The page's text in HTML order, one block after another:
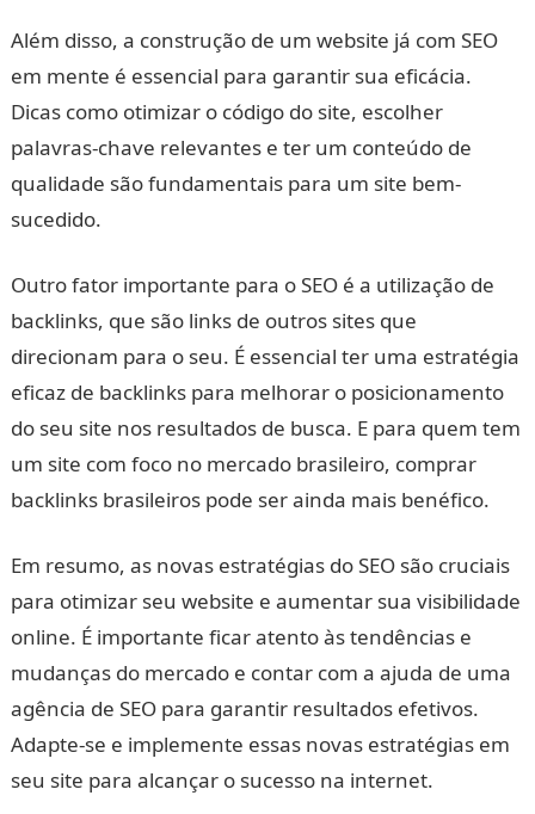
Além disso, a construção de um website já com SEO
em mente é essencial para garantir sua eficácia.
Dicas como otimizar o código do site, escolher
palavras-chave relevantes e ter um conteúdo de
qualidade são fundamentais para um site bem-
sucedido.
Outro fator importante para o SEO é a utilização de
backlinks, que são links de outros sites que
direcionam para o seu. É essencial ter uma estratégia
eficaz de backlinks para melhorar o posicionamento
do seu site nos resultados de busca. E para quem tem
um site com foco no mercado brasileiro, comprar
backlinks brasileiros pode ser ainda mais benéfico.
Em resumo, as novas estratégias do SEO são cruciais
para otimizar seu website e aumentar sua visibilidade
online. É importante ficar atento às tendências e
mudanças do mercado e contar com a ajuda de uma
agência de SEO para garantir resultados efetivos.
Adapte-se e implemente essas novas estratégias em
seu site para alcançar o sucesso na internet.